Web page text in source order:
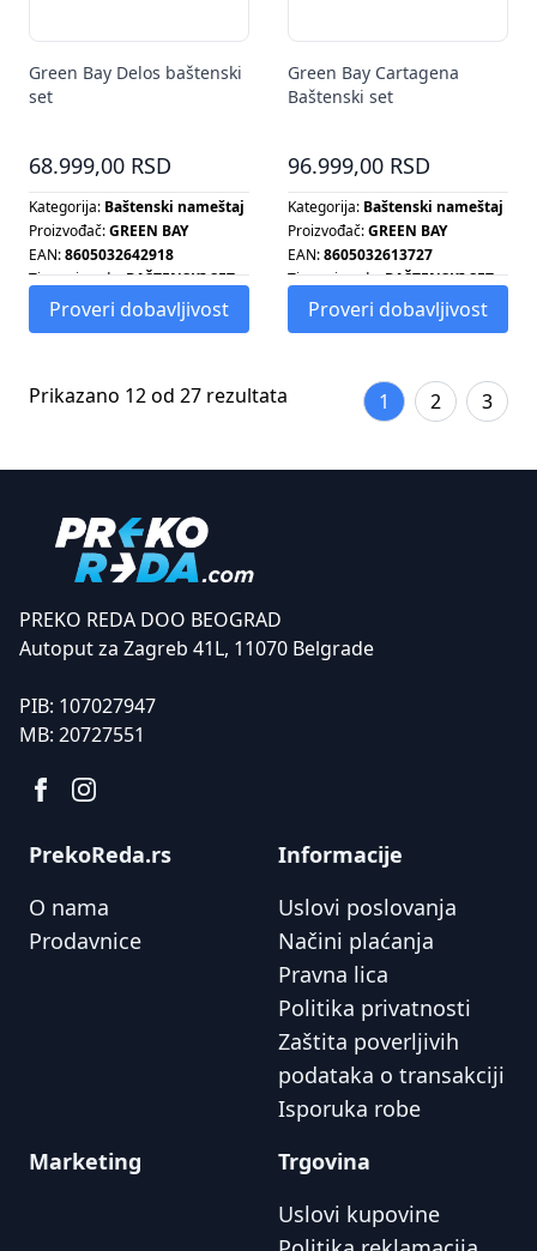
Green Bay Delos baštenski
set
68.999,00 RSD
Kategorija: Baštenski nameštaj
Proizvođač:GREEN BAY
EAN:8605032642918
Tip proizvoda:BAŠTENSKI SET
Proveri dobavljivost
Green Bay Cartagena
Baštenski set
96.999,00 RSD
Kategorija: Baštenski nameštaj
Proizvođač:GREEN BAY
EAN:8605032613727
Tip proizvoda:BAŠTENSKI SET
Proveri dobavljivost
Prikazano 12 od 27 rezultata 1 2 3
PREKO REDA DOO BEOGRAD
Autoput za Zagreb 41L, 11070 Belgrade
PIB: 107027947
MB: 20727551
PrekoReda.rs
O nama
Prodavnice
Informacije
Uslovi poslovanja
Načini plaćanja
Pravna lica
Politika privatnosti
Zaštita poverljivih
podataka o transakciji
Isporuka robe
Marketing
Trgovina
Uslovi kupovine